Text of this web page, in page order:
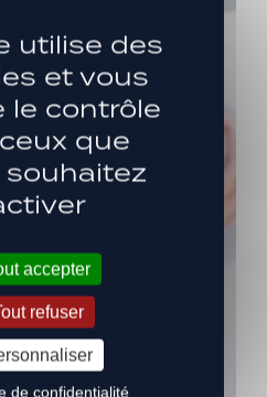
utilise des
et vous
le contrôle
que
accepter
refuser
de confidentialité